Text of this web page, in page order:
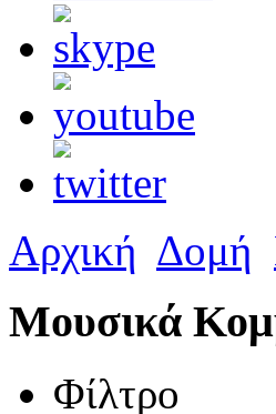
Αρχική Δομή
Μουσικά
Φίλτρο